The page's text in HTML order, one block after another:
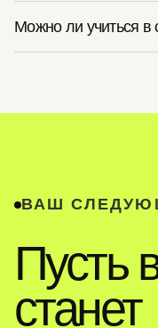
Можно ли учиться в
ВАШ
Пусть
станет